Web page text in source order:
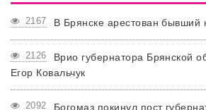
2167 В Брянске арестован
2126
Врио губернатора Брянской
Егор Ковальчук
2092
Богомаз покинул пост